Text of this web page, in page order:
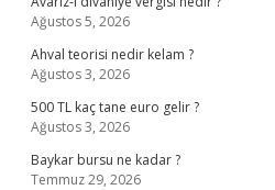
Ağustos 5, 2026
Ahval teorisi nedir kelam ?
Ağustos 3, 2026
500 TL kaç tane euro gelir ?
Ağustos 3, 2026
Baykar bursu ne kadar ?
Temmuz 29, 2026